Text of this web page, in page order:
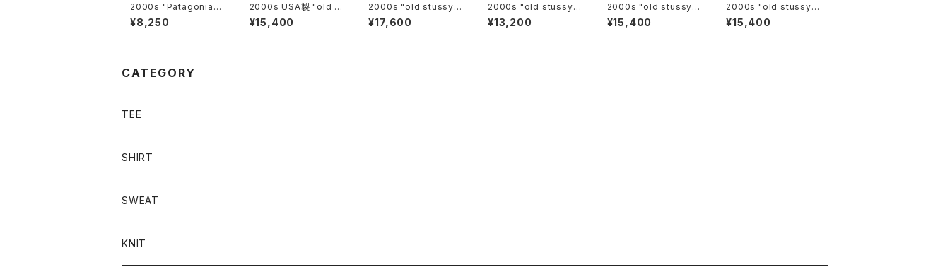
2000s "Patagonia"
kid's shirt
¥8,250
2000s USA製 "old s
tussy" S/S T-shirt
¥15,400
2000s "old stussy"
S/S T-shirt
¥17,600
2000s "old stussy"
bucket hat
¥13,200
2000s "old stussy"
S/S T-shirt
¥15,400
2000s "old stussy"
S/S T-shirt
¥15,400
CATEGORY
TEE
SHIRT
SWEAT
KNIT